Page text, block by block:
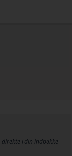
direkte i din indbakke